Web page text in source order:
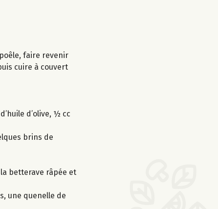
faire revenir
cuire à couvert
d’olive, ½ cc
brins de
betterave râpée et
une quenelle de